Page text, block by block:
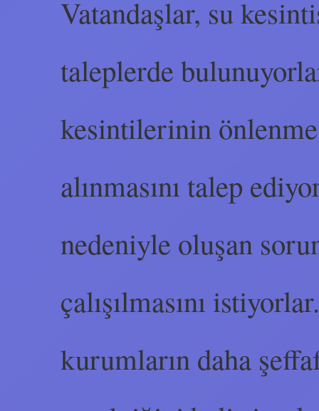
Vatandaşlar, su
taleplerde
kesintilerinin
alınmasını talep
nedeniyle oluşan
çalışılmasını
kurumların daha